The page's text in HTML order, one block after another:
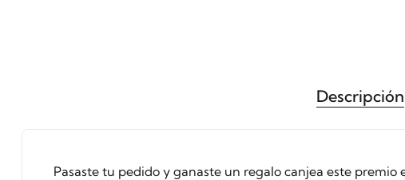
Descripción
Pasaste tu pedido y ganaste un regalo canjea este premio